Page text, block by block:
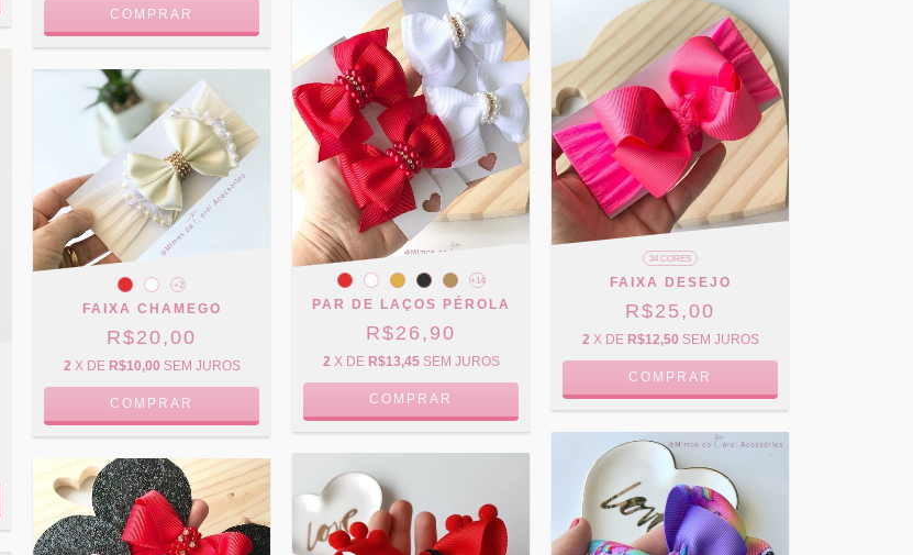
COMPRAR
+2
FAIXA CHAMEGO
R$20,00
2 X DE R$10,00 SEM JUROS
COMPRAR
+14
PAR DE LAÇOS PÉROLA
R$26,90
2 X DE R$13,45 SEM JUROS
COMPRAR
34 CORES
FAIXA DESEJO
R$25,00
2 X DE R$12,50 SEM JUROS
COMPRAR